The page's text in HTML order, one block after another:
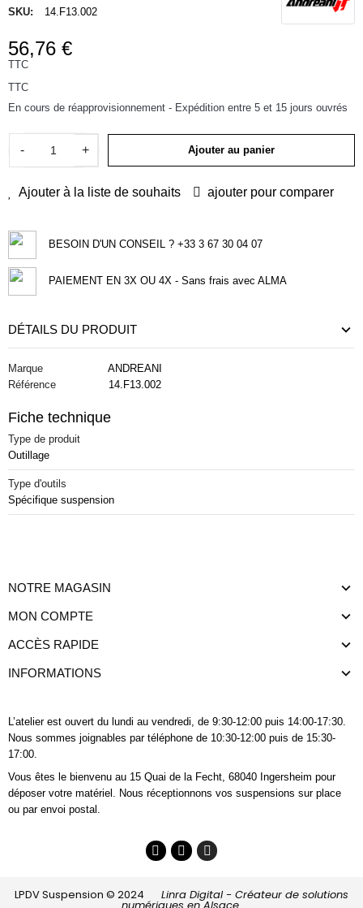
SKU:
14.F13.002
56,76 €
TTC
TTC
En cours de réapprovisionnement - Expédition entre 5 et 15 jours ouvrés
- + Ajouter au panier
Ajouter à la liste de souhaits ajouter pour comparer
BESOIN D'UN CONSEIL ? +33 3 67 30 04 07
PAIEMENT EN 3X OU 4X - Sans frais avec ALMA
DÉTAILS DU PRODUIT
Marque
ANDREANI
Référence
14.F13.002
Fiche technique
Type de produit
Outillage
Type d'outils
Spécifique suspension
NOTRE MAGASIN
MON COMPTE
ACCÈS RAPIDE
INFORMATIONS
L’atelier est ouvert du lundi au vendredi, de 9:30-12:00 puis 14:00-17:30.
Nous sommes joignables par téléphone de 10:30-12:00 puis de 15:30-
17:00.
Vous êtes le bienvenu au 15 Quai de la Fecht, 68040 Ingersheim pour
déposer votre matériel. Nous réceptionnons vos suspensions sur place
ou par envoi postal.
LPDV Suspension © 2024 Linra Digital - Créateur de solutions